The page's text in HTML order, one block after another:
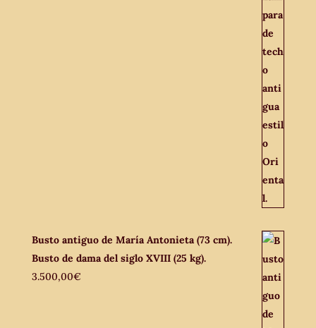
Busto antiguo de María Antonieta (73 cm).
Busto de dama del siglo XVIII (25 kg).
3.500,00€